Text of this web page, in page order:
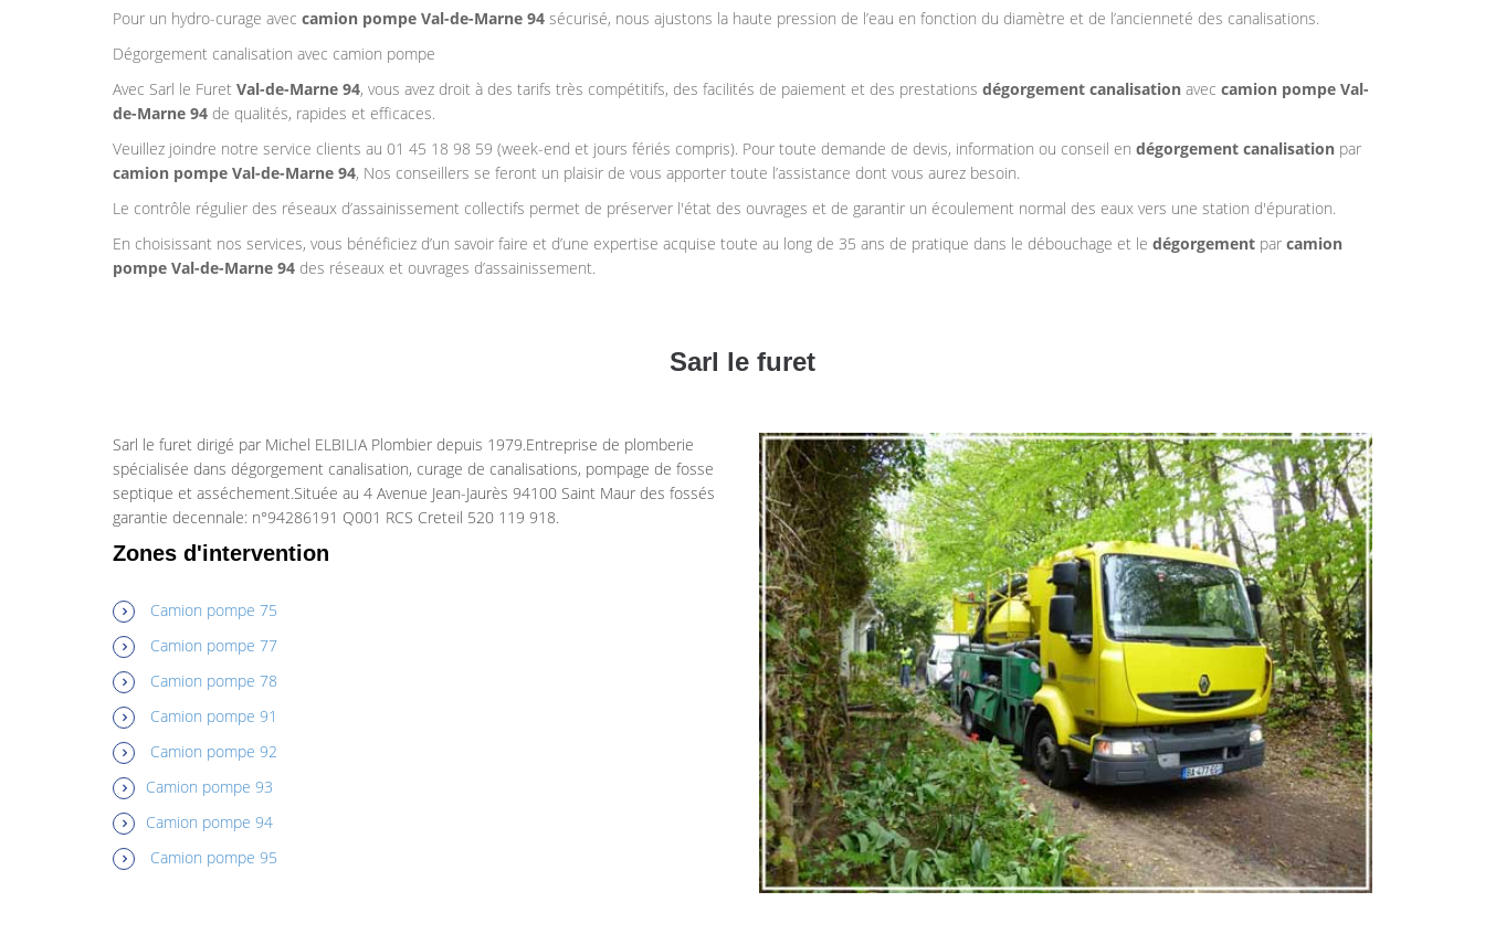
Pour un hydro-curage avec camion pompe Val-de-Marne 94 sécurisé, nous ajustons la haute pression de l’eau en fonction du diamètre et de l’ancienneté des canalisations.
Dégorgement canalisation avec camion pompe
Avec Sarl le Furet Val-de-Marne 94, vous avez droit à des tarifs très compétitifs, des facilités de paiement et des prestations dégorgement canalisation avec camion pompe Val-
de-Marne 94 de qualités, rapides et efficaces.
Veuillez joindre notre service clients au 01 45 18 98 59 (week-end et jours fériés compris). Pour toute demande de devis, information ou conseil en dégorgement canalisation par
camion pompe Val-de-Marne 94, Nos conseillers se feront un plaisir de vous apporter toute l’assistance dont vous aurez besoin.
Le contrôle régulier des réseaux d’assainissement collectifs permet de préserver l'état des ouvrages et de garantir un écoulement normal des eaux vers une station d'épuration.
En choisissant nos services, vous bénéficiez d’un savoir faire et d’une expertise acquise toute au long de 35 ans de pratique dans le débouchage et le dégorgement par camion
pompe Val-de-Marne 94 des réseaux et ouvrages d’assainissement.
Sarl le furet
Sarl le furet dirigé par Michel ELBILIA Plombier depuis 1979.Entreprise de plomberie
spécialisée dans dégorgement canalisation, curage de canalisations, pompage de fosse
septique et asséchement.Située au 4 Avenue Jean-Jaurès 94100 Saint Maur des fossés
garantie decennale: n°94286191 Q001 RCS Creteil 520 119 918.
Zones d'intervention
Camion pompe 75
Camion pompe 77
Camion pompe 78
Camion pompe 91
Camion pompe 92
Camion pompe 93
Camion pompe 94
Camion pompe 95